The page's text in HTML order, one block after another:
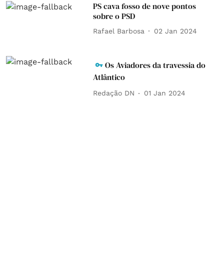
PS cava fosso de nove pontos
sobre o PSD
Rafael Barbosa 02 Jan 2024
Os Aviadores da travessia do
Atlântico
Redação DN 01 Jan 2024